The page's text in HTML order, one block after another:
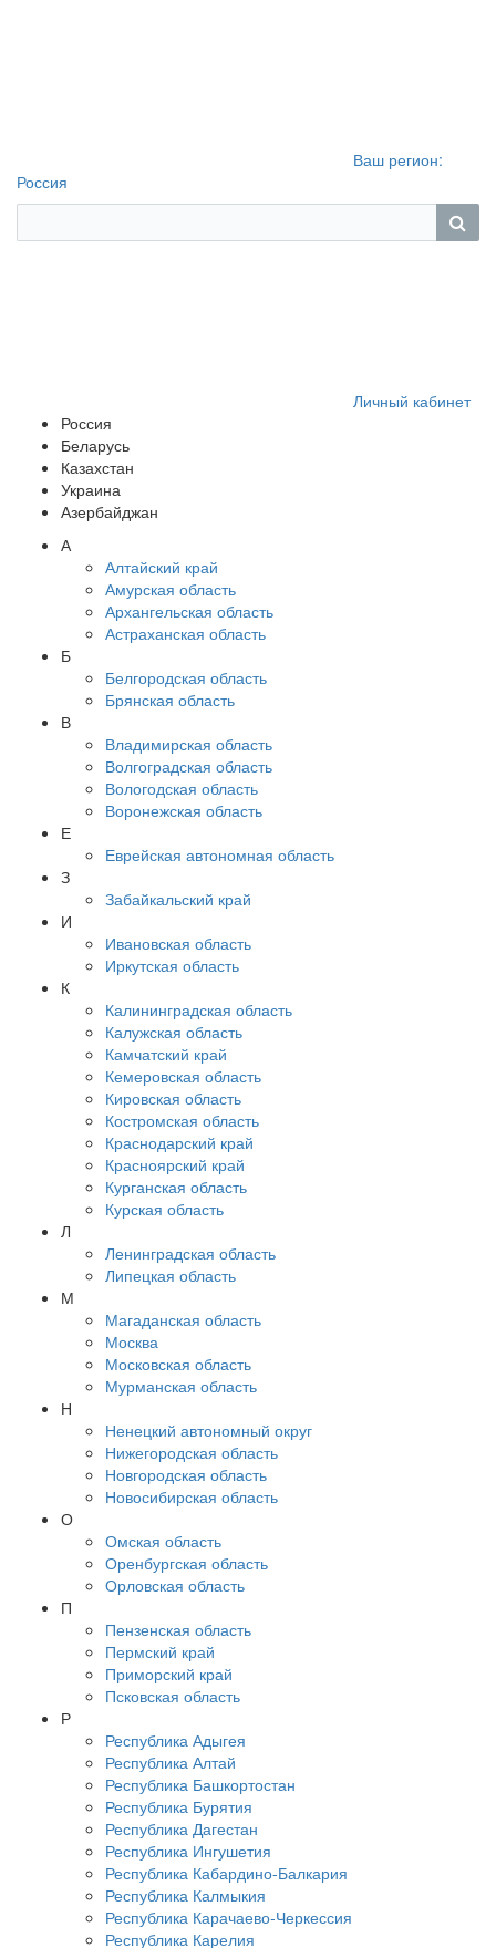
Ваш регион:
Россия
Личный кабинет
Россия
Беларусь
Казахстан
Украина
Азербайджан
А
Алтайский край
Амурская область
Архангельская область
Астраханская область
Б
Белгородская область
Брянская область
В
Владимирская область
Волгоградская область
Вологодская область
Воронежская область
Е
Еврейская автономная область
З
Забайкальский край
И
Ивановская область
Иркутская область
К
Калининградская область
Калужская область
Камчатский край
Кемеровская область
Кировская область
Костромская область
Краснодарский край
Красноярский край
Курганская область
Курская область
Л
Ленинградская область
Липецкая область
М
Магаданская область
Москва
Московская область
Мурманская область
Н
Ненецкий автономный округ
Нижегородская область
Новгородская область
Новосибирская область
О
Омская область
Оренбургская область
Орловская область
П
Пензенская область
Пермский край
Приморский край
Псковская область
Р
Республика Адыгея
Республика Алтай
Республика Башкортостан
Республика Бурятия
Республика Дагестан
Республика Ингушетия
Республика Кабардино-Балкария
Республика Калмыкия
Республика Карачаево-Черкессия
Республика Карелия